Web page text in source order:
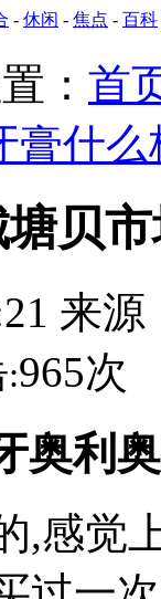
- 休闲 - 焦点 - 百科
： 首
膏什么
塘贝
来源
:965次
奥利
,感觉